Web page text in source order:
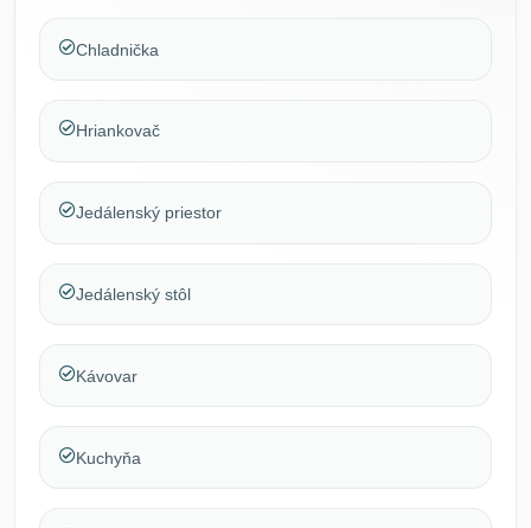
Chladnička
Hriankovač
Jedálenský priestor
Jedálenský stôl
Kávovar
Kuchyňa